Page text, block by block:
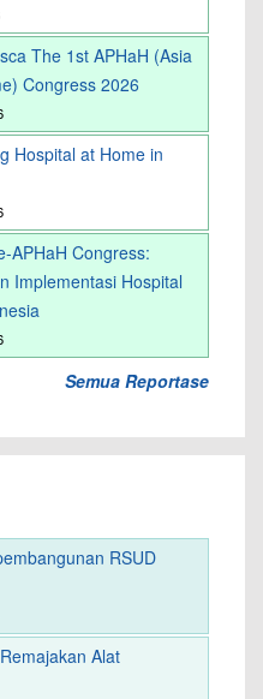
The 1st APHaH (Asia
Congress 2026
Hospital at Home in
APHaH Congress:
Implementasi Hospital
Semua Reportase
RSUD
Alat